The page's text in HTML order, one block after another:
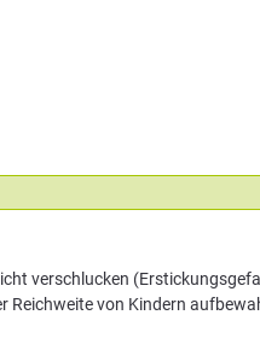
verschlucken
Reichweite von Kindern